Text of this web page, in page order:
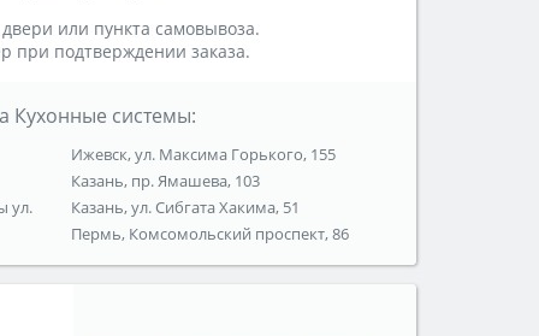
или пункта самовывоза.
при подтверждении заказа.
Кухонные системы:
ул.
Ижевск, ул. Максима Горького, 155
Казань, пр. Ямашева, 103
Казань, ул. Сибгата Хакима, 51
Пермь, Комсомольский проспект, 86